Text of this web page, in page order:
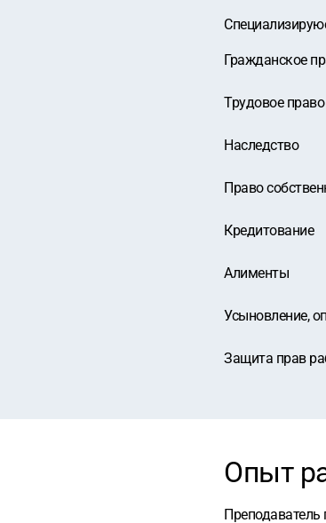
Гражданское
Трудовое право
Наследство
Право
Кредитование
Алименты
Усыновление,
Защита прав
Опыт
Преподаватель